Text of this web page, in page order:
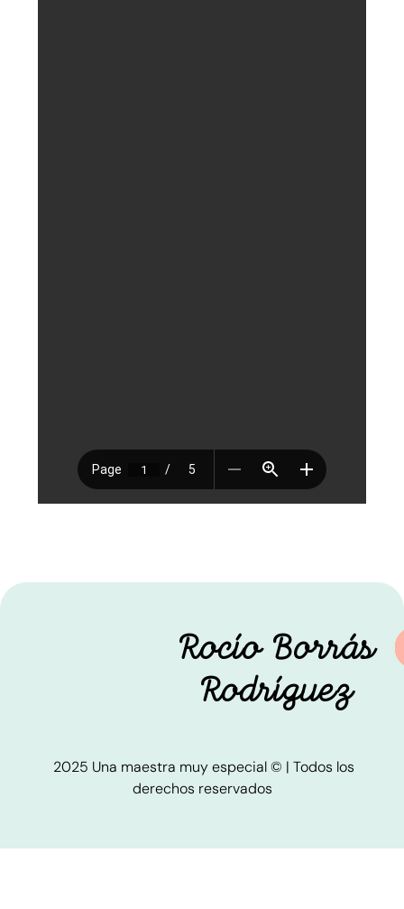
Rocío Borrás
Rodríguez
2025 Una maestra muy especial © | Todos los
derechos reservados